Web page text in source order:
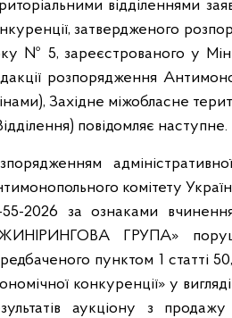
відділеннями
затвердженого
№ 5, зареєстрованого у
розпорядження
Західне міжобласне
повідомляє наступне.
комітету
55-2026 за ознаками
ГРУПА»
пунктом 1 статті
конкуренції» у
аукціону з